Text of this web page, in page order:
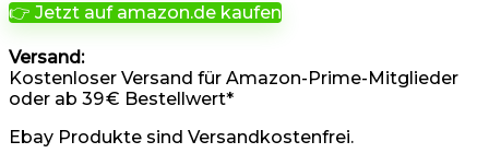
👉 Jetzt auf amazon.de kaufen
Versand:
Kostenloser Versand für Amazon-Prime-Mitglieder
oder ab 39 € Bestellwert*
Ebay Produkte sind Versandkostenfrei.